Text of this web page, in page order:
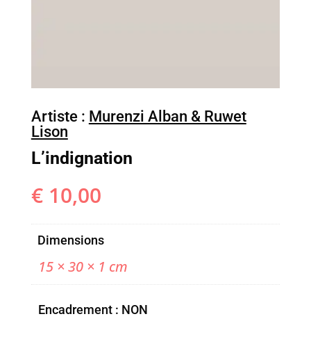
Artiste : Murenzi Alban & Ruwet
Lison
L’indignation
€10,00
Dimensions
15 × 30 × 1 cm
Encadrement : NON